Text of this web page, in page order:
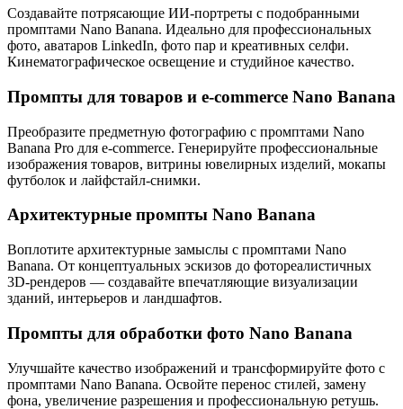
Создавайте потрясающие ИИ-портреты с подобранными
промптами Nano Banana. Идеально для профессиональных
фото, аватаров LinkedIn, фото пар и креативных селфи.
Кинематографическое освещение и студийное качество.
Промпты для товаров и e-commerce Nano Banana
Преобразите предметную фотографию с промптами Nano
Banana Pro для e-commerce. Генерируйте профессиональные
изображения товаров, витрины ювелирных изделий, мокапы
футболок и лайфстайл-снимки.
Архитектурные промпты Nano Banana
Воплотите архитектурные замыслы с промптами Nano
Banana. От концептуальных эскизов до фотореалистичных
3D-рендеров — создавайте впечатляющие визуализации
зданий, интерьеров и ландшафтов.
Промпты для обработки фото Nano Banana
Улучшайте качество изображений и трансформируйте фото с
промптами Nano Banana. Освойте перенос стилей, замену
фона, увеличение разрешения и профессиональную ретушь.